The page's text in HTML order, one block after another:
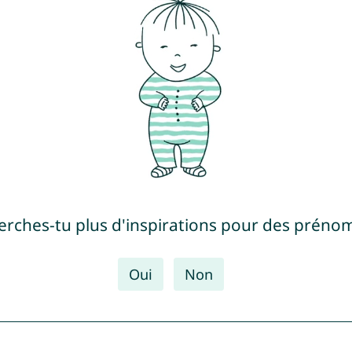
tu plus d'inspirations pour des
Oui Non